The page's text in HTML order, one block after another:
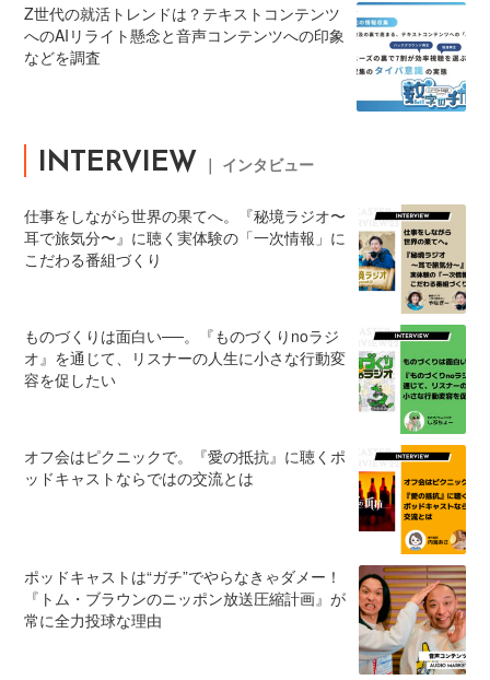
Z世代の就活トレンドは？テキストコンテンツ
へのAIリライト懸念と音声コンテンツへの印象
などを調査
INTERVIEW ｜ インタビュー
仕事をしながら世界の果てへ。『秘境ラジオ〜
耳で旅気分〜』に聴く実体験の「一次情報」に
こだわる番組づくり
ものづくりは面白い──。『ものづくりnoラジ
オ』を通じて、リスナーの人生に小さな行動変
容を促したい
オフ会はピクニックで。『愛の抵抗』に聴くポ
ッドキャストならではの交流とは
ポッドキャストは“ガチ”でやらなきゃダメー！
『トム・ブラウンのニッポン放送圧縮計画』が
常に全力投球な理由